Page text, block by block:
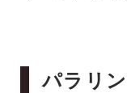
パラリ